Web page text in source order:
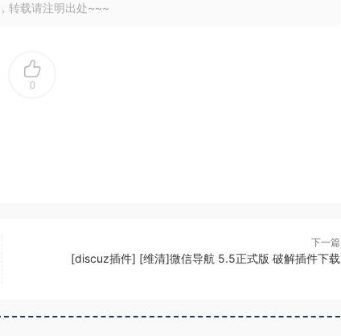
，转载请注明出处~~~
0
下一篇
[discuz插件] [维清]微信导航 5.5正式版 破解插件下载